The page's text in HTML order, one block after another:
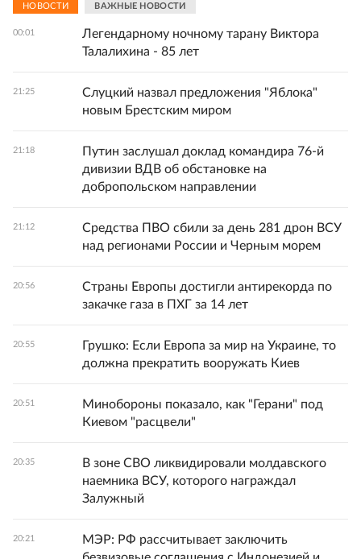
НОВОСТИ ВАЖНЫЕ НОВОСТИ
00:01
Легендарному ночному тарану Виктора
Талалихина - 85 лет
21:25
Слуцкий назвал предложения "Яблока"
новым Брестским миром
21:18
Путин заслушал доклад командира 76-й
дивизии ВДВ об обстановке на
добропольском направлении
21:12
Средства ПВО сбили за день 281 дрон ВСУ
над регионами России и Черным морем
20:56
Страны Европы достигли антирекорда по
закачке газа в ПХГ за 14 лет
20:55
Грушко: Если Европа за мир на Украине, то
должна прекратить вооружать Киев
20:51
Минобороны показало, как "Герани" под
Киевом "расцвели"
20:35
В зоне СВО ликвидировали молдавского
наемника ВСУ, которого награждал
Залужный
20:21
МЭР: РФ рассчитывает заключить